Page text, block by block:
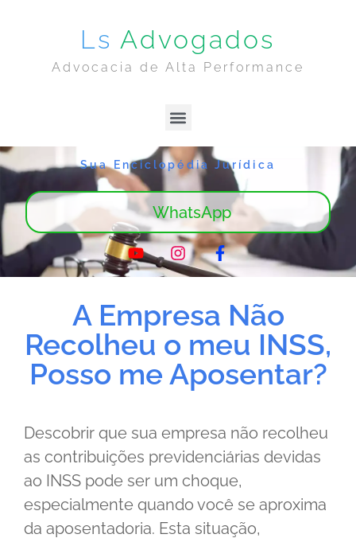
Ls Advogados
Advocacia de Alta Performance
Sua Enciclopédia Jurídica
WhatsApp
A Empresa Não
Recolheu o meu INSS,
Posso me Aposentar?
Descobrir que sua empresa não recolheu
as contribuições previdenciárias devidas
ao INSS pode ser um choque,
especialmente quando você se aproxima
da aposentadoria. Esta situação,